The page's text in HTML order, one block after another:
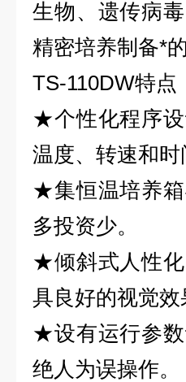
生物、遗传病
精密培养制备*
TS-110DW特点
★个性化程序
温度、转速和
★集恒温培养
多投资少。
★倾斜式人性
具良好的视觉效
★设有运行参
绝人为误操作。